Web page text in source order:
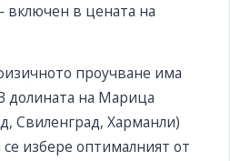
включен в цената на
проучване има
долината на Марица
Свиленград, Харманли)
избере оптималният от